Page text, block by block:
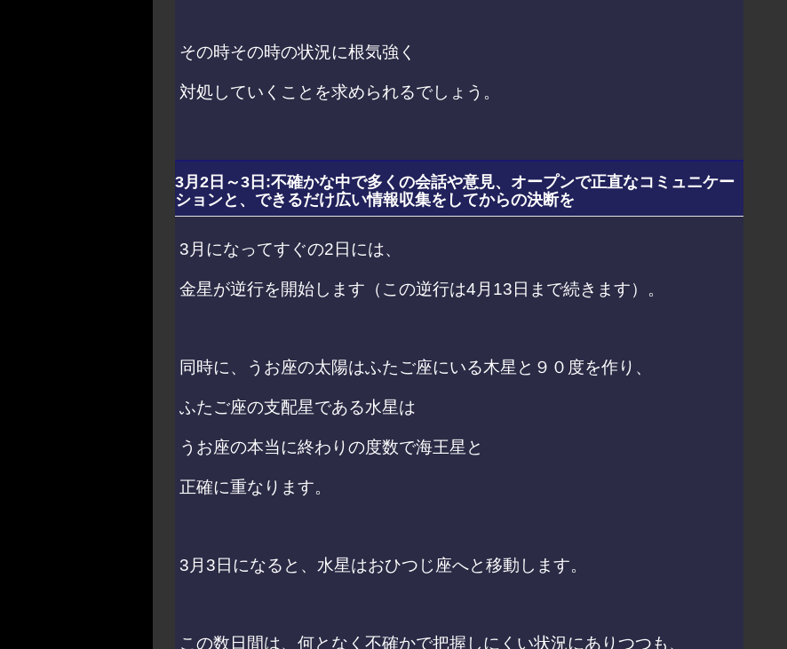
その時その時の状況に根気強く
対処していくことを求められるでしょう。
3月2日～3日:不確かな中で多くの会話や意見、オープンで正直なコミュニケー
ションと、できるだけ広い情報収集をしてからの決断を
3月になってすぐの2日には、
金星が逆行を開始します（この逆行は4月13日まで続きます）。
同時に、うお座の太陽はふたご座にいる木星と９０度を作り、
ふたご座の支配星である水星は
うお座の本当に終わりの度数で海王星と
正確に重なります。
3月3日になると、水星はおひつじ座へと移動します。
この数日間は、何となく不確かで把握しにくい状況にありつつも、